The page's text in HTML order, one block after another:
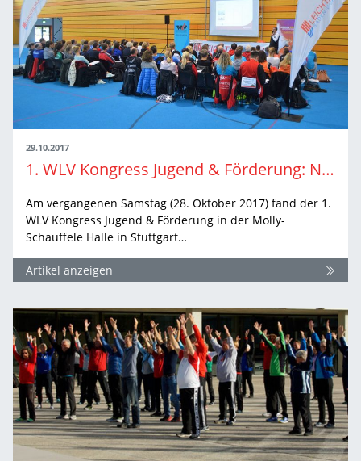
29.10.2017
1. WLV Kongress Jugend & Förderung: Neues Fortbildungsformat für 75 Trainer/innen
Am vergangenen Samstag (28. Oktober 2017) fand der 1.
WLV Kongress Jugend & Förderung in der Molly-
Schauffele Halle in Stuttgart…
Artikel anzeigen